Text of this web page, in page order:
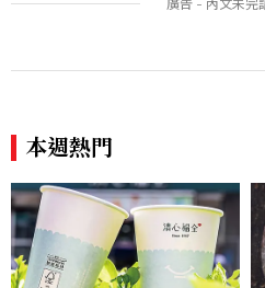
讓敵人成為朋友。」
本週熱門